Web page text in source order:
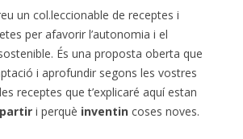
un col.leccionable de receptes i
per afavorir l’autonomia i el
És una proposta oberta que
i aprofundir segons les vostres
receptes que t’explicaré aquí estan
i perquè inventin coses noves.